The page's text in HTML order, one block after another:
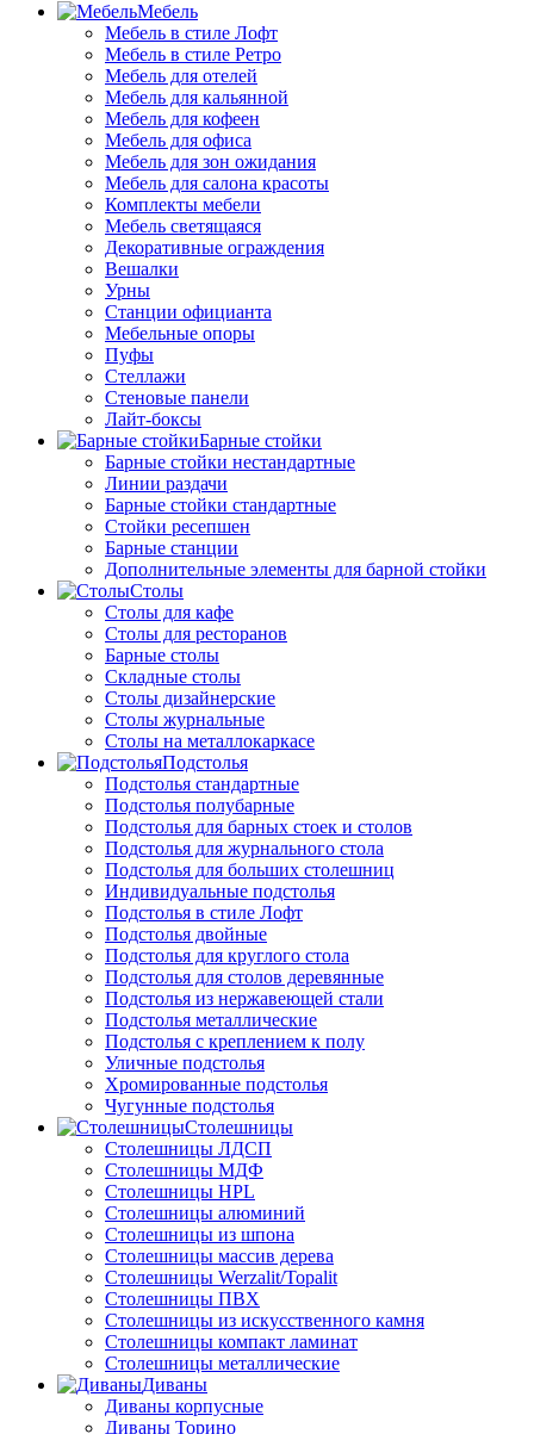
Мебель
Мебель в стиле Лофт
Мебель в стиле Ретро
Мебель для отелей
Мебель для кальянной
Мебель для кофеен
Мебель для офиса
Мебель для зон ожидания
Мебель для салона красоты
Комплекты мебели
Мебель светящаяся
Декоративные ограждения
Вешалки
Урны
Станции официанта
Мебельные опоры
Пуфы
Стеллажи
Стеновые панели
Лайт-боксы
Барные стойки
Барные стойки нестандартные
Линии раздачи
Барные стойки стандартные
Стойки ресепшен
Барные станции
Дополнительные элементы для барной стойки
Столы
Столы для кафе
Столы для ресторанов
Барные столы
Складные столы
Столы дизайнерские
Столы журнальные
Столы на металлокаркасе
Подстолья
Подстолья стандартные
Подстолья полубарные
Подстолья для барных стоек и столов
Подстолья для журнального стола
Подстолья для больших столешниц
Индивидуальные подстолья
Подстолья в стиле Лофт
Подстолья двойные
Подстолья для круглого стола
Подстолья для столов деревянные
Подстолья из нержавеющей стали
Подстолья металлические
Подстолья с креплением к полу
Уличные подстолья
Хромированные подстолья
Чугунные подстолья
Столешницы
Столешницы ЛДСП
Столешницы МДФ
Столешницы HPL
Столешницы алюминий
Столешницы из шпона
Столешницы массив дерева
Столешницы Werzalit/Topalit
Столешницы ПВХ
Столешницы из искусственного камня
Столешницы компакт ламинат
Столешницы металлические
Диваны
Диваны корпусные
Диваны Торино